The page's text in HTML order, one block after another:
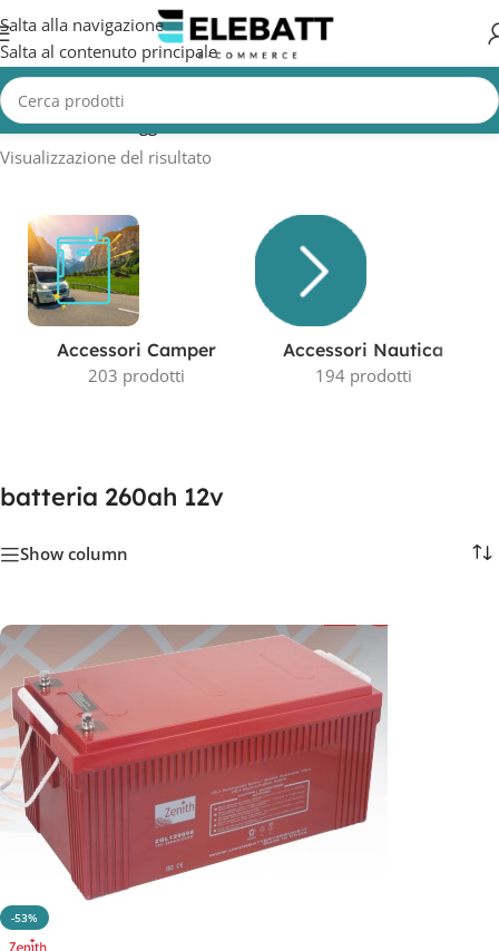
Salta alla navigazione
Salta al contenuto principale
Home/Prodotti taggati “batteria 260ah 12v”
Visualizzazione del risultato
Accessori Camper
203 prodotti
Accessori Nautica
194 prodotti
batteria 260ah 12v
Show column
-53%